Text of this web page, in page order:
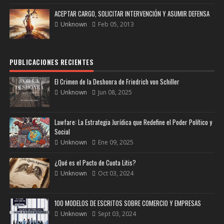
ACEPTAR CARGO, SOLICITAR INTERVENCIÓN Y ASUMIR DEFENSA
Unknown Feb 05, 2013
PUBLICACIONES RECIENTES
El Crimen de la Deshonra de Friedrich von Schiller
Unknown Jun 08, 2025
Lawfare: La Estrategia Jurídica que Redefine el Poder Político y
Social
Unknown Ene 09, 2025
¿Qué es el Pacto de Cuota Litis?
Unknown Oct 03, 2024
100 MODELOS DE ESCRITOS SOBRE COMERCIO Y EMPRESAS
Unknown Sept 03, 2024